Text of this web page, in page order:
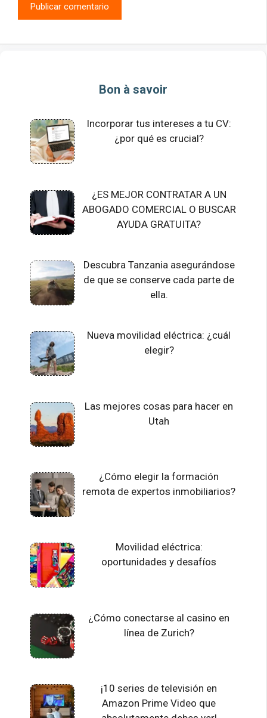
Bon à savoir
Incorporar tus intereses a tu CV:
¿por qué es crucial?
¿ES MEJOR CONTRATAR A UN
ABOGADO COMERCIAL O BUSCAR
AYUDA GRATUITA?
Descubra Tanzania asegurándose
de que se conserve cada parte de
ella.
Nueva movilidad eléctrica: ¿cuál
elegir?
Las mejores cosas para hacer en
Utah
¿Cómo elegir la formación
remota de expertos inmobiliarios?
Movilidad eléctrica:
oportunidades y desafíos
¿Cómo conectarse al casino en
línea de Zurich?
¡10 series de televisión en
Amazon Prime Video que